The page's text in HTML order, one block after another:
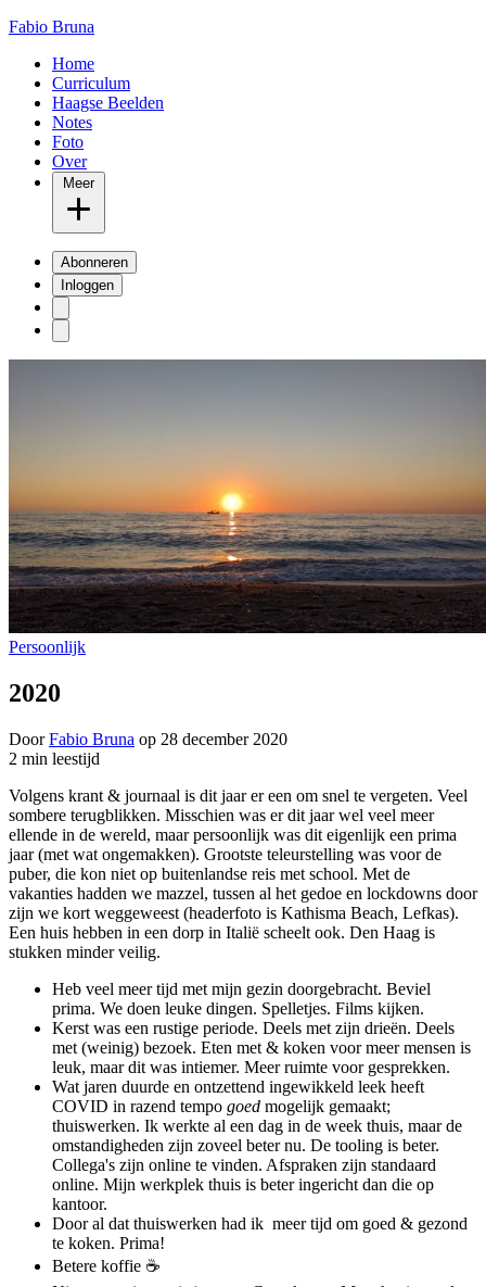
Fabio Bruna
Home
Curriculum
Haagse Beelden
Notes
Foto
Over
Meer
Abonneren
Inloggen
Persoonlijk
2020
DoorFabio Bruna op 28 december 2020
2 min leestijd
Volgens krant & journaal is dit jaar er een om snel te vergeten. Veel
sombere terugblikken. Misschien was er dit jaar wel veel meer
ellende in de wereld, maar persoonlijk was dit eigenlijk een prima
jaar (met wat ongemakken). Grootste teleurstelling was voor de
puber, die kon niet op buitenlandse reis met school. Met de
vakanties hadden we mazzel, tussen al het gedoe en lockdowns door
zijn we kort weggeweest (headerfoto is Kathisma Beach, Lefkas).
Een huis hebben in een dorp in Italië scheelt ook. Den Haag is
stukken minder veilig.
Heb veel meer tijd met mijn gezin doorgebracht. Beviel
prima. We doen leuke dingen. Spelletjes. Films kijken.
Kerst was een rustige periode. Deels met zijn drieën. Deels
met (weinig) bezoek. Eten met & koken voor meer mensen is
leuk, maar dit was intiemer. Meer ruimte voor gesprekken.
Wat jaren duurde en ontzettend ingewikkeld leek heeft
COVID in razend tempo goed mogelijk gemaakt;
thuiswerken. Ik werkte al een dag in de week thuis, maar de
omstandigheden zijn zoveel beter nu. De tooling is beter.
Collega's zijn online te vinden. Afspraken zijn standaard
online. Mijn werkplek thuis is beter ingericht dan die op
kantoor.
Door al dat thuiswerken had ik meer tijd om goed & gezond
te koken. Prima!
Betere koffie ☕️